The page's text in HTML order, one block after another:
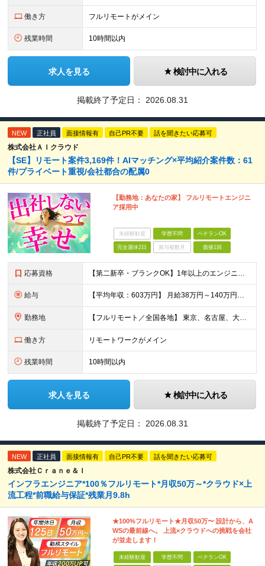
働き方 フルリモートがメイン
残業時間 10時間以内
求人を見る 検討中に入れる
掲載終了予定日： 2026.08.31
NEW 正社員 面接情報有 自己PR不要 話を聞きたい応募可
株式会社ＡＩクラウド
【SE】リモート案件3,169件！AIマッチング×平均紹介案件数：61
件/プライベート重視/会社都合の配属0
【勤務地：あなたの家】 フルリモートエンジニ
ア採用中
未経験歓迎 学歴不問 ベテランOK
完全週休2日 賞与複数月 面接1回
応募資格 【第二新卒・ブランクOK】1年以上のエンジニア経験がある方(開発・インフラ・工程・言語一切不問） 文理・学歴不問 【歓迎条件】 ◆AI・クラウド案件に参画したい方 ◆下流工程から上流工程へステップア
給与 【平均年収：603万円】 月給38万円～140万円＋諸手当（経験者） 【平均年収603万円】 ※案件の契約内容や昇給額などはすべて開示します。 ※経験や能力を考慮し決定します。 ※月給には固定残業
勤務地 【フルリモート／全国各地】 東京、名古屋、大阪、福岡を中心とした全国のプロジェクトにアサイン。 ※プロジェクトは完全選択制です。 ※フルリモート、ハイブリッド型、常駐案件から自由に選択可能です。 ※転
働き方 リモートワークがメイン
残業時間 10時間以内
求人を見る 検討中に入れる
掲載終了予定日： 2026.08.31
NEW 正社員 面接情報有 自己PR不要 話を聞きたい応募可
株式会社Ｃｒａｎｅ＆Ｉ
インフラエンジニア*100％フルリモート*月収50万～*クラウド×上
流工程*前職給与保証*残業月9.8h
★100%フルリモート★月収50万〜 設計から、A
WSの最前線へ。 上流×クラウドへの挑戦を会社
が並走します！
未経験歓迎 学歴不問 ベテランOK